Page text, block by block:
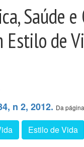
Saúde
Estilo de
n 2, 2012. Da
Estilo de Vida